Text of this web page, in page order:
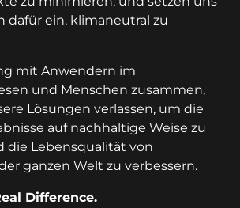
dafür ein, klimaneutral zu
mit Anwendern im
und Menschen zusammen,
Lösungen verlassen, um die
auf nachhaltige Weise zu
die Lebensqualität von
ganzen Welt zu verbessern.
Difference.